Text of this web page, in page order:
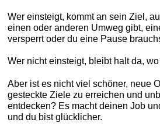
Wer einsteigt, kommt an sein Ziel,
einen oder anderen Umweg gibt,
versperrt oder du eine Pause
Wer nicht einsteigt, bleibt halt da, wo
Aber ist es nicht viel schöner, neue
gesteckte Ziele zu erreichen und
entdecken? Es macht deinen Job
und du bist glücklicher.